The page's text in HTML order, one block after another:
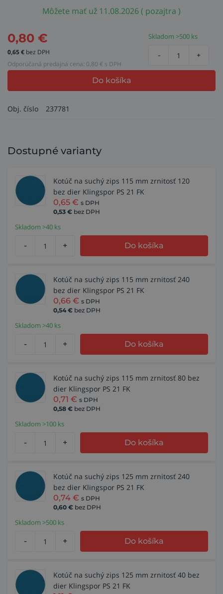
Môžete mať už 11.08.2026 ( pozajtra )
0,80 €
0,65€ bez DPH
Odporúčaná predajná cena: 0,80 € s DPH
Skladom >500 ks
- +
Do košíka
Obj. číslo 237781
Dostupné varianty
Kotúč na suchý zips 115 mm zrnitosť 120
bez dier Klingspor PS 21 FK
0,65 € s DPH
0,53 € bez DPH
Skladom >40 ks
- + Do košíka
Kotúč na suchý zips 115 mm zrnitosť 240
bez dier Klingspor PS 21 FK
0,66 € s DPH
0,54 € bez DPH
Skladom >40 ks
- + Do košíka
Kotúč na suchý zips 115 mm zrnitosť 80 bez
dier Klingspor PS 21 FK
0,71 € s DPH
0,58 € bez DPH
Skladom >100 ks
- + Do košíka
Kotúč na suchý zips 125 mm zrnitosť 240
bez dier Klingspor PS 21 FK
0,74 € s DPH
0,60 € bez DPH
Skladom >500 ks
- + Do košíka
Kotúč na suchý zips 125 mm zrnitosť 40 bez
dier Klingspor PS 21 FK